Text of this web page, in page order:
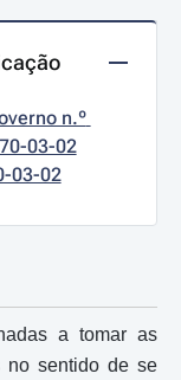
n.º
03-02
03-02
a tomar as
no sentido de se